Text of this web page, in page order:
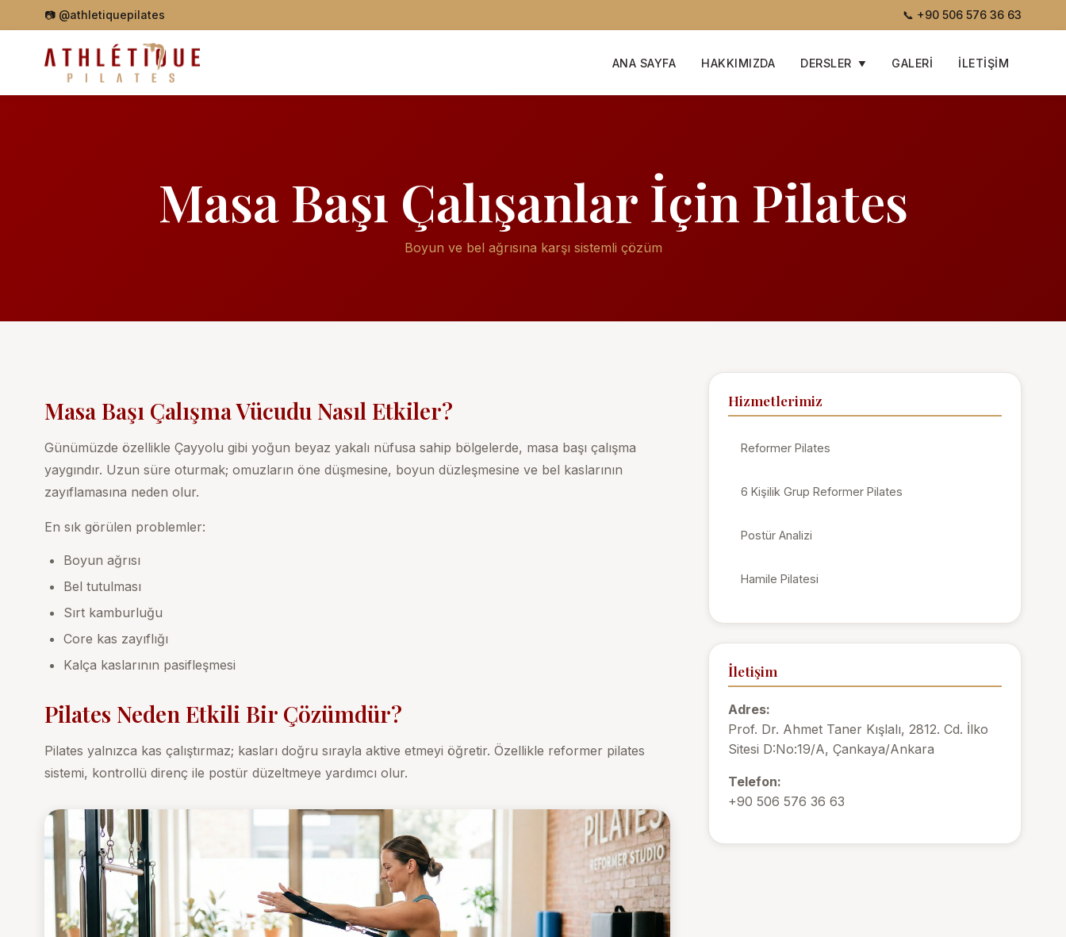
📷 @athletiquepilates 📞 +90 506 576 36 63
ANA SAYFA HAKKIMIZDA DERSLER GALERI İLETIŞIM
Masa Başı Çalışanlar İçin Pilates
Boyun ve bel ağrısına karşı sistemli çözüm
Masa Başı Çalışma Vücudu Nasıl Etkiler?
Günümüzde özellikle Çayyolu gibi yoğun beyaz yakalı nüfusa sahip bölgelerde, masa başı çalışma
yaygındır. Uzun süre oturmak; omuzların öne düşmesine, boyun düzleşmesine ve bel kaslarının
zayıflamasına neden olur.
En sık görülen problemler:
Boyun ağrısı
Bel tutulması
Sırt kamburluğu
Core kas zayıflığı
Kalça kaslarının pasifleşmesi
Pilates Neden Etkili Bir Çözümdür?
Pilates yalnızca kas çalıştırmaz; kasları doğru sırayla aktive etmeyi öğretir. Özellikle reformer pilates
sistemi, kontrollü direnç ile postür düzeltmeye yardımcı olur.
Hizmetlerimiz
Reformer Pilates
6 Kişilik Grup Reformer Pilates
Postür Analizi
Hamile Pilatesi
İletişim
Adres:
Prof. Dr. Ahmet Taner Kışlalı, 2812. Cd. İlko
Sitesi D:No:19/A, Çankaya/Ankara
Telefon:
+90 506 576 36 63